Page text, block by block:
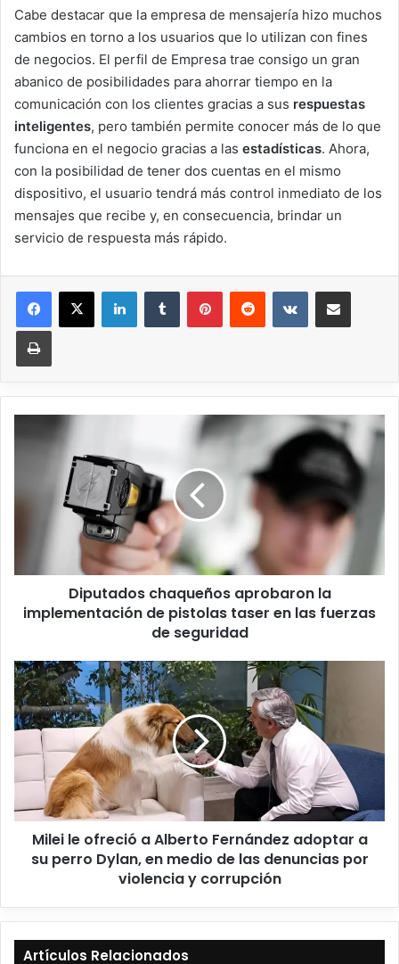
Cabe destacar que la empresa de mensajería hizo muchos
cambios en torno a los usuarios que lo utilizan con fines
de negocios. El perfil de Empresa trae consigo un gran
abanico de posibilidades para ahorrar tiempo en la
comunicación con los clientes gracias a sus respuestas
inteligentes, pero también permite conocer más de lo que
funciona en el negocio gracias a las estadísticas. Ahora,
con la posibilidad de tener dos cuentas en el mismo
dispositivo, el usuario tendrá más control inmediato de los
mensajes que recibe y, en consecuencia, brindar un
servicio de respuesta más rápido.
Diputados chaqueños aprobaron la
implementación de pistolas taser en las fuerzas
de seguridad
Milei le ofreció a Alberto Fernández adoptar a
su perro Dylan, en medio de las denuncias por
violencia y corrupción
Artículos Relacionados